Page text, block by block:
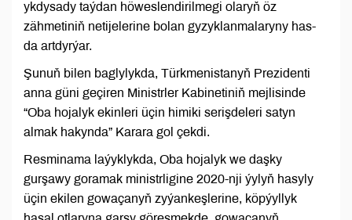
ykdysady taýdan höweslendirilmegi olaryň öz
zähmetiniň netijelerine bolan gyzyklanmalaryny has-
da artdyrýar.
Şunuň bilen baglylykda, Türkmenistanyň Prezidenti
anna güni geçiren Ministrler Kabinetiniň mejlisinde
“Oba hojalyk ekinleri üçin himiki serişdeleri satyn
almak hakynda” Karara gol çekdi.
Resminama laýyklykda, Oba hojalyk we daşky
gurşawy goramak ministrligine 2020-nji ýylyň hasyly
üçin ekilen gowaçanyň zyýankeşlerine, köpýyllyk